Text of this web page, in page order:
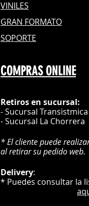
VINILES
GRAN FORMATO
SOPORTE
COMPRAS ONLINE
Retiros en sucursal:
- Sucursal Transistmica
- Sucursal La Chorrera
* El cliente puede
al retirar su pedido web.
Delivery
* Puedes